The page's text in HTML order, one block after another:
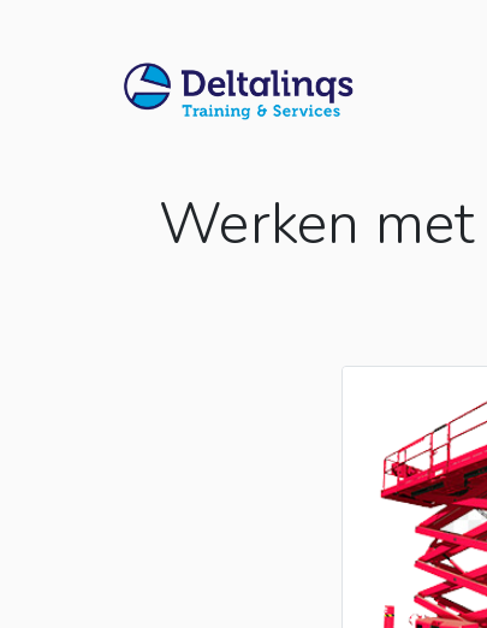
Werken